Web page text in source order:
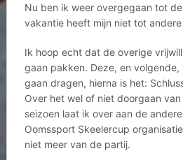
Nu ben ik weer overgegaan tot
vakantie heeft mijn niet tot
Ik hoop echt dat de overige
gaan pakken. Deze, en
gaan dragen, hierna is het:
Over het wel of niet doorgaan
seizoen laat ik over aan de
Oomssport Skeelercup
niet meer van de partij.